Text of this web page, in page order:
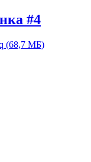
#4
(68,7 МБ)